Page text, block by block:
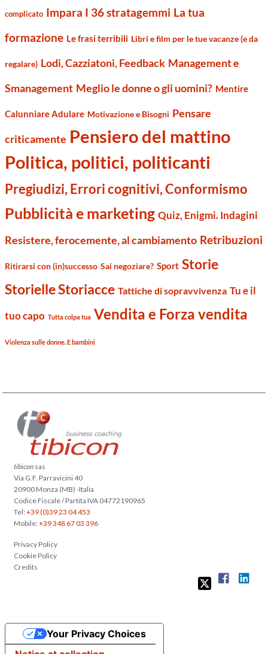
complicato Impara I 36 stratagemmi La tua
formazione Le frasi terribili Libri e film per le tue vacanze (e da
regalare) Lodi, Cazziatoni, Feedback Management e
Smanagement Meglio le donne o gli uomini? Mentire
Calunniare Adulare Motivazione e Bisogni Pensare
criticamente Pensiero del mattino
Politica, politici, politicanti
Pregiudizi, Errori cognitivi, Conformismo
Pubblicità e marketing Quiz, Enigmi. Indagini
Resistere, ferocemente, al cambiamento Retribuzioni
Ritirarsi con (in)successo Sai negoziare? Sport Storie
Storielle Storiacce Tattiche di sopravvivenza Tu e il
tuo capo Tutta colpa tua Vendita e Forza vendita
Violenza sulle donne. E bambini
tibicon sas
Via G.F. Parravicini 40
20900 Monza (MB) -Italia
Codice Fiscale / Partita IVA 04772190965
Tel:+39 (0)39 23 04 453
Mobile:+39 348 67 03 396
Privacy Policy
Cookie Policy
Credits
Your Privacy Choices